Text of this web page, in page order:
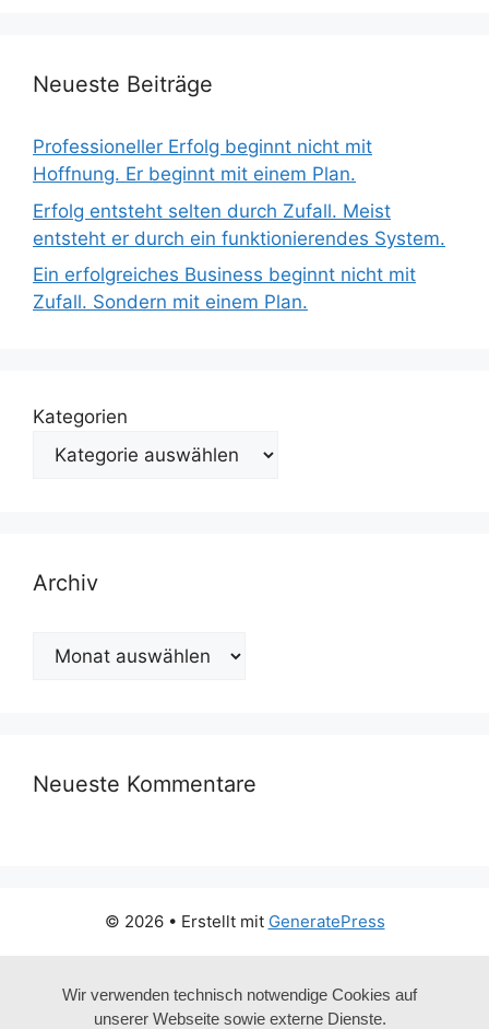
Neueste Beiträge
Professioneller Erfolg beginnt nicht mit
Hoffnung. Er beginnt mit einem Plan.
Erfolg entsteht selten durch Zufall. Meist
entsteht er durch ein funktionierendes System.
Ein erfolgreiches Business beginnt nicht mit
Zufall. Sondern mit einem Plan.
Kategorien
Archiv
Archiv
Neueste Kommentare
© 2026 • Erstellt mit GeneratePress
Wir verwenden technisch notwendige Cookies auf
unserer Webseite sowie externe Dienste.